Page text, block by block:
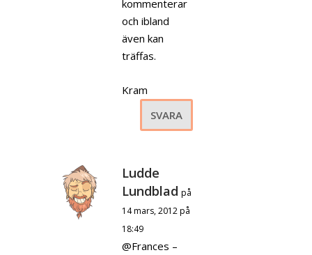
kommenterar
och ibland
även kan
träffas.
Kram
SVARA
Ludde
Lundblad på
14 mars, 2012 på
18:49
@Frances –